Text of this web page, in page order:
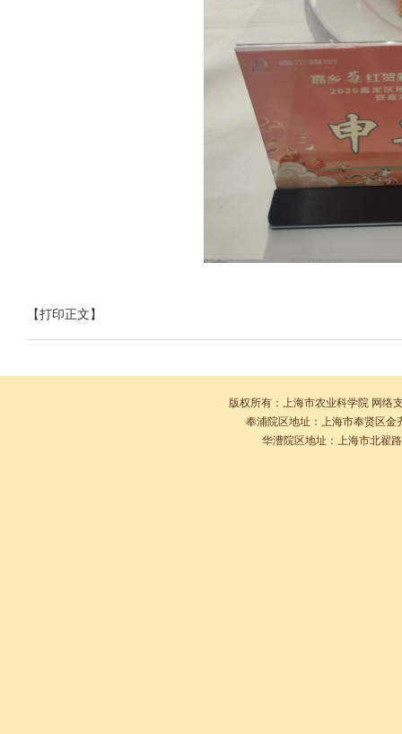
【打印正文】
版权所有：上海市农业科学院 网络
奉浦院区地址：上海市奉贤区
华漕院区地址：上海市北翟